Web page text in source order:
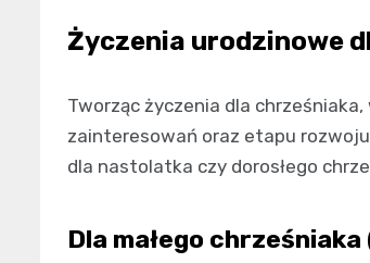
Życzenia urodzinowe
Tworząc życzenia dla
zainteresowań oraz etapu
dla nastolatka czy dorosłego
Dla małego